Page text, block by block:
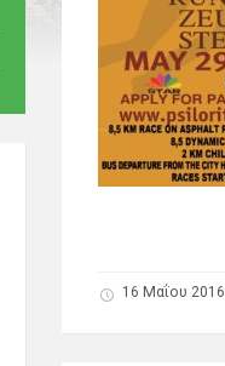
16 Μαΐου 2016